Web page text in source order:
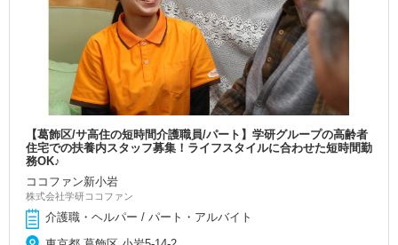
【葛飾区/サ高住の短時間介護職員/パート】学研グループの高齢者
住宅での扶養内スタッフ募集！ライフスタイルに合わせた短時間勤
務OK♪
ココファン新小岩
株式会社学研ココファン
介護職・ヘルパー / パート・アルバイト